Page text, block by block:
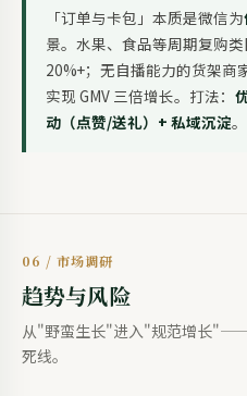
「订单与卡包」本质是微信为
景。水果、食品等周期复购
20%+；无自播能力的货架商
实现 GMV 三倍增长。打法：
动（点赞/送礼）+ 私域沉淀。
06 / 市场调研
趋势与风险
从"野蛮生长"进入"规范增长
死线。